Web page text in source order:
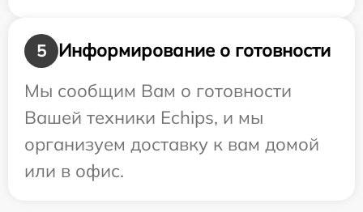
5
Информирование о готовности
Мы сообщим Вам о готовности
Вашей техники Echips, и мы
организуем доставку к вам домой
или в офис.